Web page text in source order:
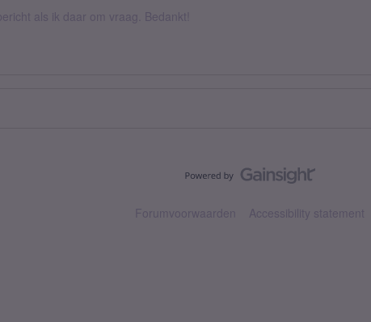
als ik daar om vraag. Bedankt!
Forumvoorwaarden Accessibility statement